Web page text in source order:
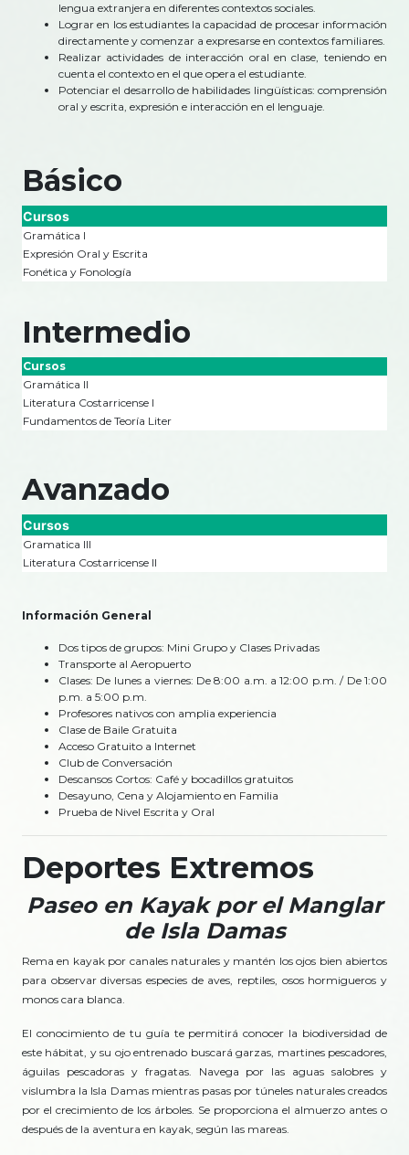
lengua extranjera en diferentes contextos sociales.
Lograr en los estudiantes la capacidad de procesar información
directamente y comenzar a expresarse en contextos familiares.
Realizar actividades de interacción oral en clase, teniendo en
cuenta el contexto en el que opera el estudiante.
Potenciar el desarrollo de habilidades lingüísticas: comprensión
oral y escrita, expresión e interacción en el lenguaje.
Básico
Cursos
Gramática I
Expresión Oral y Escrita
Fonética y Fonología
Intermedio
Cursos
Gramática II
Literatura Costarricense I
Fundamentos de Teoría Liter
Avanzado
Cursos
Gramatica III
Literatura Costarricense II
Información General
Dos tipos de grupos: Mini Grupo y Clases Privadas
Transporte al Aeropuerto
Clases: De lunes a viernes: De 8:00 a.m. a 12:00 p.m. / De 1:00
p.m. a 5:00 p.m.
Profesores nativos con amplia experiencia
Clase de Baile Gratuita
Acceso Gratuito a Internet
Club de Conversación
Descansos Cortos: Café y bocadillos gratuitos
Desayuno, Cena y Alojamiento en Familia
Prueba de Nivel Escrita y Oral
Deportes Extremos
Paseo en Kayak por el Manglar
de Isla Damas
Rema en kayak por canales naturales y mantén los ojos bien abiertos
para observar diversas especies de aves, reptiles, osos hormigueros y
monos cara blanca.
El conocimiento de tu guía te permitirá conocer la biodiversidad de
este hábitat, y su ojo entrenado buscará garzas, martines pescadores,
águilas pescadoras y fragatas. Navega por las aguas salobres y
vislumbra la Isla Damas mientras pasas por túneles naturales creados
por el crecimiento de los árboles. Se proporciona el almuerzo antes o
después de la aventura en kayak, según las mareas.